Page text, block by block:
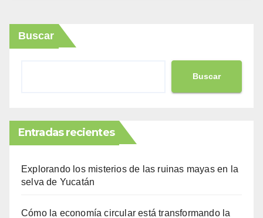
Buscar
Buscar
Entradas recientes
Explorando los misterios de las ruinas mayas en la
selva de Yucatán
Cómo la economía circular está transformando la